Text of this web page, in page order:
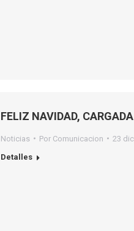
FELIZ NAVIDAD,
Noticias Por Comunicacion
23
Detalles